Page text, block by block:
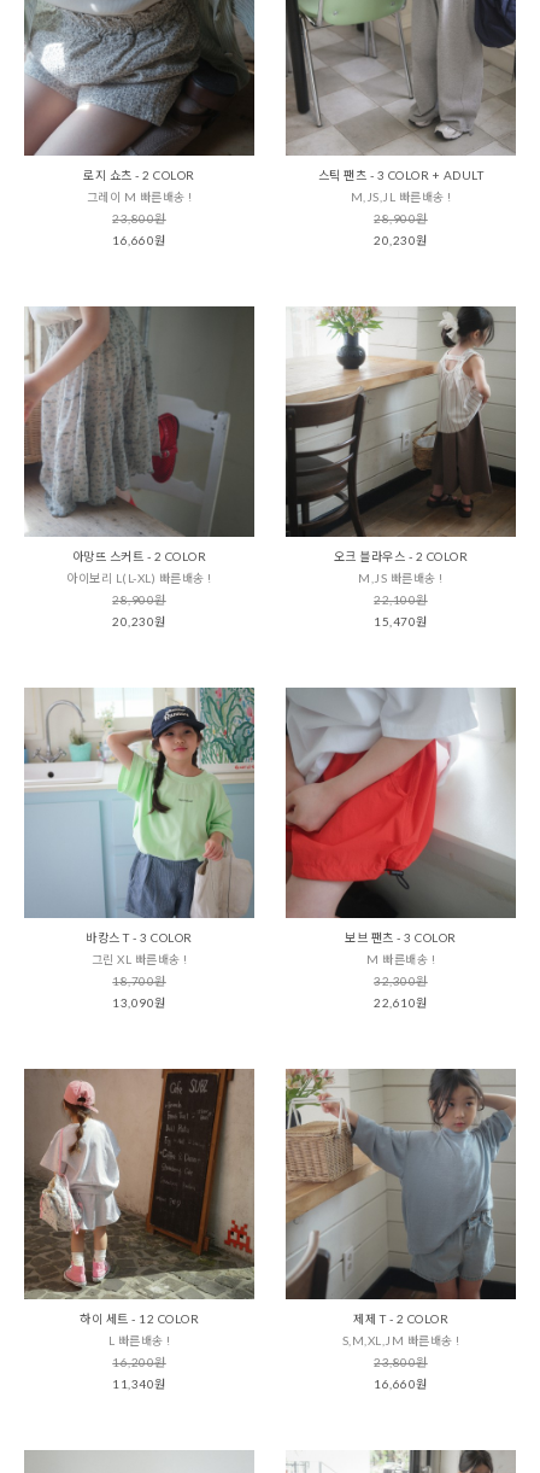
로지 쇼츠 - 2 COLOR
그레이 M 빠른배송 !
23,800원
16,660원
스틱 팬츠 - 3 COLOR + ADULT
M,JS,JL 빠른배송 !
28,900원
20,230원
아망뜨 스커트 - 2 COLOR
아이보리 L(L-XL) 빠른배송 !
28,900원
20,230원
오크 블라우스 - 2 COLOR
M,JS 빠른배송 !
22,100원
15,470원
바캉스 T - 3 COLOR
그린 XL 빠른배송 !
18,700원
13,090원
보브 팬츠 - 3 COLOR
M 빠른배송 !
32,300원
22,610원
하이 세트 - 12 COLOR
L 빠른배송 !
16,200원
11,340원
제제 T - 2 COLOR
S,M,XL,JM 빠른배송 !
23,800원
16,660원